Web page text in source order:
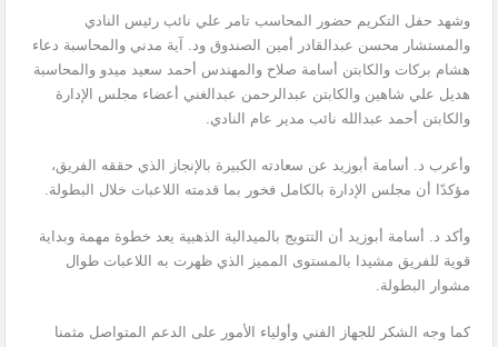
وشهد حفل التكريم حضور المحاسب تامر علي نائب رئيس النادي
والمستشار محسن عبدالقادر أمين الصندوق ود. آية مدني والمحاسبة دعاء
هشام بركات والكابتن أسامة صلاح والمهندس أحمد سعيد ميدو والمحاسبة
هديل علي شاهين والكابتن عبدالرحمن عبدالغني أعضاء مجلس الإدارة
والكابتن أحمد عبدالله نائب مدير عام النادي.
وأعرب د. أسامة أبوزيد عن سعادته الكبيرة بالإنجاز الذي حققه الفريق،
مؤكدًا أن مجلس الإدارة بالكامل فخور بما قدمته اللاعبات خلال البطولة.
وأكد د. أسامة أبوزيد أن التتويج بالميدالية الذهبية يعد خطوة مهمة وبداية
قوية للفريق مشيدا بالمستوى المميز الذي ظهرت به اللاعبات طوال
مشوار البطولة.
كما وجه الشكر للجهاز الفني وأولياء الأمور على الدعم المتواصل مثمنا